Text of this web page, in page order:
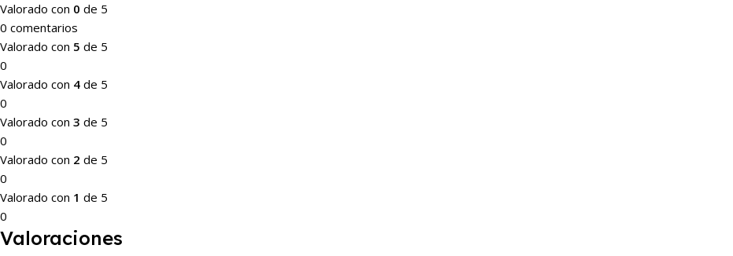
Valorado con 0 de 5
0 comentarios
Valorado con 5 de 5
0
Valorado con 4 de 5
0
Valorado con 3 de 5
0
Valorado con 2 de 5
0
Valorado con 1 de 5
0
Valoraciones